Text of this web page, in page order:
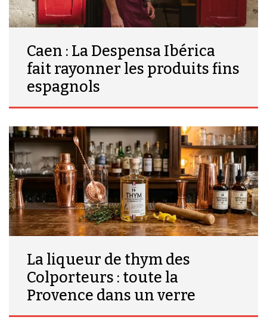
Caen : La Despensa Ibérica
fait rayonner les produits fins
espagnols
La liqueur de thym des
Colporteurs : toute la
Provence dans un verre